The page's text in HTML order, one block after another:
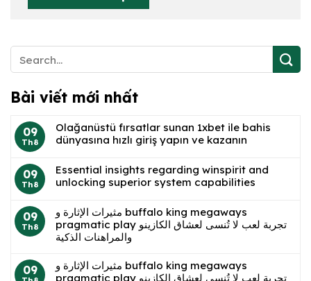
Bài viết mới nhất
09
Th8
Olağanüstü fırsatlar sunan 1xbet ile bahis
dünyasına hızlı giriş yapın ve kazanın
09
Th8
Essential insights regarding winspirit and
unlocking superior system capabilities
09
Th8
مثيرات الإثارة و buffalo king megaways
pragmatic play تجربة لعب لا تُنسى لعشاق الكازينو
والمراهنات الذكية
09
مثيرات الإثارة و buffalo king megaways
pragmatic play تجربة لعب لا تُنسى لعشاق الكازينو